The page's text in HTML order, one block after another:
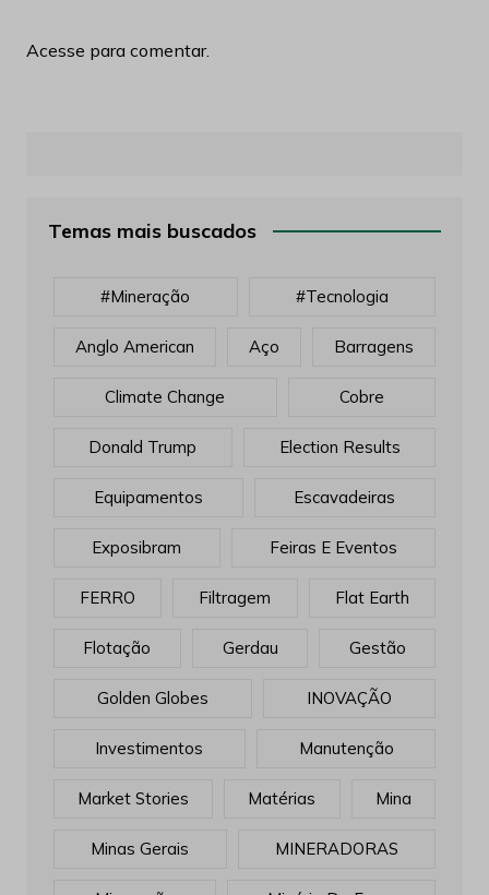
Acesse para comentar.
Temas mais buscados
#mineração #tecnologia
Anglo American Aço Barragens
Climate Change Cobre
Donald Trump Election Results
Equipamentos Escavadeiras
Exposibram Feiras E Eventos
FERRO Filtragem Flat Earth
Flotação Gerdau Gestão
Golden Globes INOVAÇÃO
Investimentos Manutenção
Market Stories Matérias Mina
Minas Gerais MINERADORAS